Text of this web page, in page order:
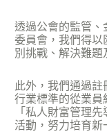
透過公會的監管
委員會，我們得
別挑戰、解決難題
此外，我們通過
行業標準的從業
「私人財富管理
活動，努力培育新